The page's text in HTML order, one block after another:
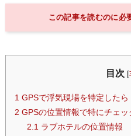
この記事を読むのに必
目次 [
1GPSで浮気現場を特定したら
2 GPSの位置情報で特にチェ
2.1ラブホテルの位置情報